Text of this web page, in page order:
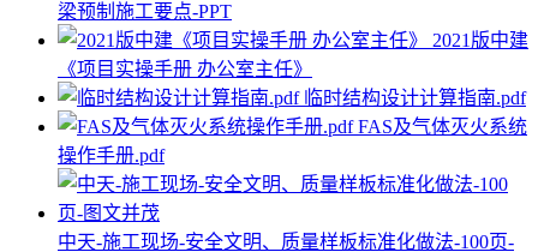
梁预制施工要点-PPT
2021版中建
《项目实操手册 办公室主任》
临时结构设计计算指南.pdf
FAS及气体灭火系统
操作手册.pdf
中天-施工现场-安全文明、质量样板标准化做法-100页-